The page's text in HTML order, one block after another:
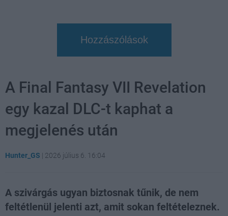
Hozzászólások
A Final Fantasy VII Revelation
egy kazal DLC-t kaphat a
megjelenés után
Hunter_GS | 2026 július 6. 16:04
A szivárgás ugyan biztosnak tűnik, de nem
feltétlenül jelenti azt, amit sokan feltételeznek.